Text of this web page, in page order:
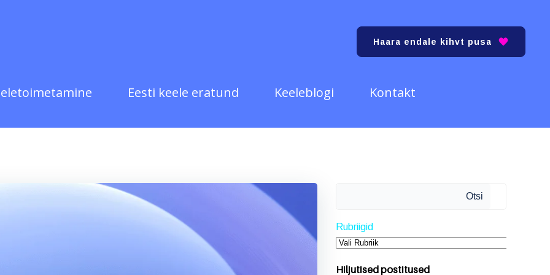
Haara endale kihvt pusa
Eesti keele eratund Keeleblogi Kontakt
Otsi
Rubriigid
Hiljutised postitused